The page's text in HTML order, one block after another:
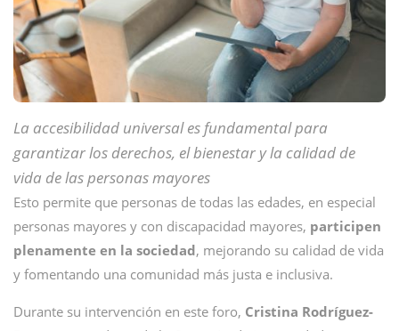
La accesibilidad universal es fundamental para
garantizar los derechos, el bienestar y la calidad de
vida de las personas mayores
Esto permite que personas de todas las edades, en especial
personas mayores y con discapacidad mayores, participen
plenamente en la sociedad, mejorando su calidad de vida
y fomentando una comunidad más justa e inclusiva.
Durante su intervención en este foro, Cristina Rodríguez-